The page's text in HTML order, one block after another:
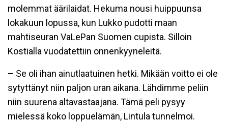
molemmat äärilaidat. Hekuma nousi huippuunsa
lokakuun lopussa, kun Lukko pudotti maan
mahtiseuran VaLePan Suomen cupista. Silloin
Kostialla vuodatettiin onnenkyyneleitä.
– Se oli ihan ainutlaatuinen hetki. Mikään voitto ei ole
sytyttänyt niin paljon uran aikana. Lähdimme peliin
niin suurena altavastaajana. Tämä peli pysyy
mielessä koko loppuelämän, Lintula tunnelmoi.